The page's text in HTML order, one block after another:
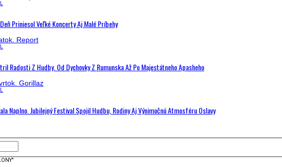
Priniesol Veľké Koncerty Aj Malé Príbehy
Radosti Z Hudby. Od Dychovky Z Rumunska Až Po Majestátneho Apasheho
Naplno. Jubilejný Festival Spojil Hudbu, Rodiny Aj Výnimočnú Atmosféru Oslavy